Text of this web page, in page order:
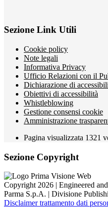
Sezione Link Utili
Cookie policy
Note legali
Informativa Privacy
Ufficio Relazioni con il
Dichiarazione di
Obiettivi di accessibilità
Whistleblowing
Gestione consensi cookie
Amministrazione
Pagina visualizzata 1321
Sezione Copyright
Copyright 2026 | Engineered
Parma S.p.A. | Divisione
Disclaimer trattamento dati